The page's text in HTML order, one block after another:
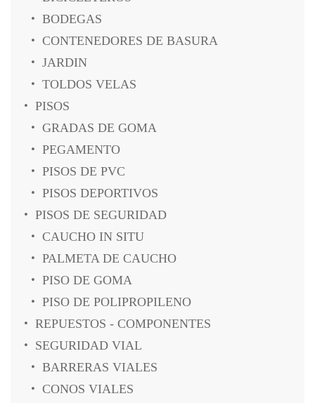
BODEGAS
CONTENEDORES DE BASURA
JARDIN
TOLDOS VELAS
PISOS
GRADAS DE GOMA
PEGAMENTO
PISOS DE PVC
PISOS DEPORTIVOS
PISOS DE SEGURIDAD
CAUCHO IN SITU
PALMETA DE CAUCHO
PISO DE GOMA
PISO DE POLIPROPILENO
REPUESTOS - COMPONENTES
SEGURIDAD VIAL
BARRERAS VIALES
CONOS VIALES